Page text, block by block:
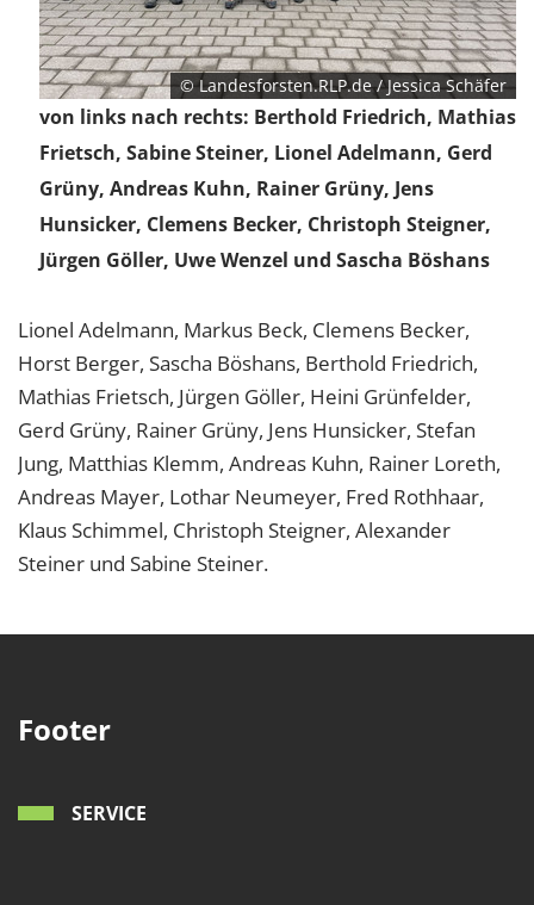
© Landesforsten.RLP.de / Jessica Schäfer
von links nach rechts: Berthold Friedrich, Mathias
Frietsch, Sabine Steiner, Lionel Adelmann, Gerd
Grüny, Andreas Kuhn, Rainer Grüny, Jens
Hunsicker, Clemens Becker, Christoph Steigner,
Jürgen Göller, Uwe Wenzel und Sascha Böshans
Lionel Adelmann, Markus Beck, Clemens Becker,
Horst Berger, Sascha Böshans, Berthold Friedrich,
Mathias Frietsch, Jürgen Göller, Heini Grünfelder,
Gerd Grüny, Rainer Grüny, Jens Hunsicker, Stefan
Jung, Matthias Klemm, Andreas Kuhn, Rainer Loreth,
Andreas Mayer, Lothar Neumeyer, Fred Rothhaar,
Klaus Schimmel, Christoph Steigner, Alexander
Steiner und Sabine Steiner.
Footer
SERVICE